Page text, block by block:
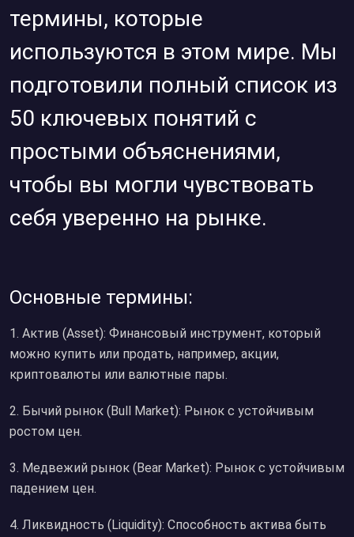
термины, которые
используются в этом мире. Мы
подготовили полный список из
50 ключевых понятий с
простыми объяснениями,
чтобы вы могли чувствовать
себя уверенно на рынке.
Основные термины:
1. Актив (Asset): Финансовый инструмент, который
можно купить или продать, например, акции,
криптовалюты или валютные пары.
2. Бычий рынок (Bull Market): Рынок с устойчивым
ростом цен.
3. Медвежий рынок (Bear Market): Рынок с устойчивым
падением цен.
4. Ликвидность (Liquidity): Способность актива быть